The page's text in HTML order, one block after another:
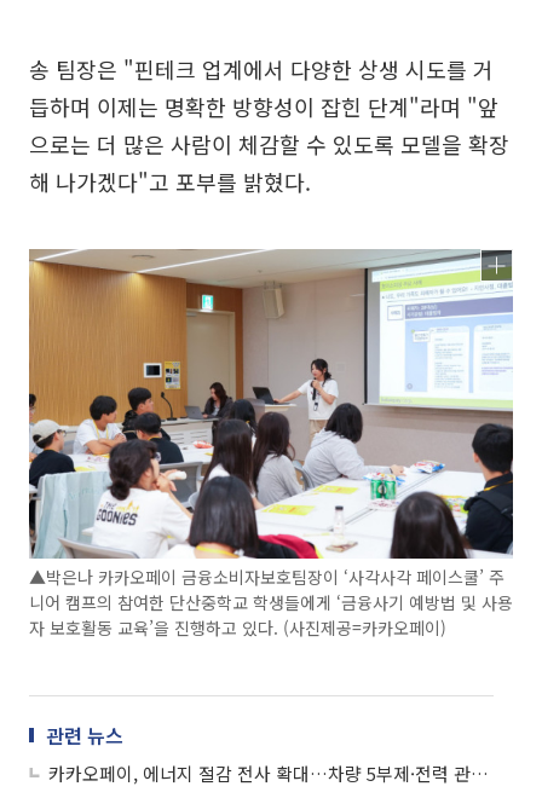
송 팀장은 "핀테크 업계에서 다양한 상생 시도를 거
듭하며 이제는 명확한 방향성이 잡힌 단계"라며 "앞
으로는 더 많은 사람이 체감할 수 있도록 모델을 확장
해 나가겠다"고 포부를 밝혔다.
▲박은나 카카오페이 금융소비자보호팀장이 ‘사각사각 페이스쿨’ 주
니어 캠프의 참여한 단산중학교 학생들에게 ‘금융사기 예방법 및 사용
자 보호활동 교육’을 진행하고 있다. (사진제공=카카오페이)
관련 뉴스
카카오페이, 에너지 절감 전사 확대…차량 5부제·전력 관리 강화